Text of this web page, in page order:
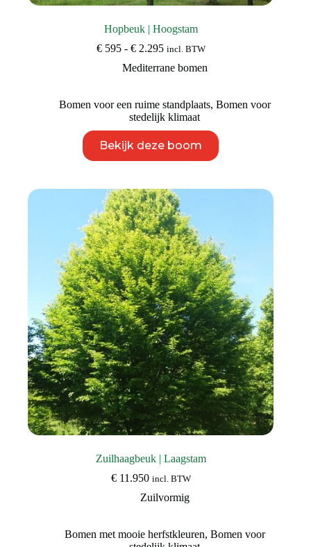
Hopbeuk | Hoogstam
€595 - €2.295Prijsklasse:
tot
incl. BTW
Mediterrane bomen
Bomen voor een ruime standplaats, Bomen voor
stedelijk klimaat
Bekijk deze boom
product
heeft
variaties.
Deze
optie
kan
gekozen
worden
op
de
productpagina
Zuilhaagbeuk | Laagstam
€11.950 incl. BTW
Zuilvormig
Bomen met mooie herfstkleuren, Bomen voor